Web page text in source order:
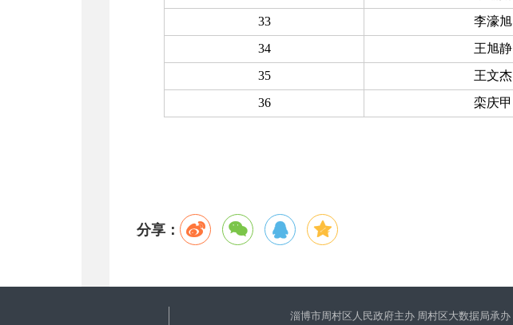
33
李濠旭
34
王旭静
35
王文杰
36
栾庆甲
分享：
淄博市周村区人民政府主办 周村区大数据局承办